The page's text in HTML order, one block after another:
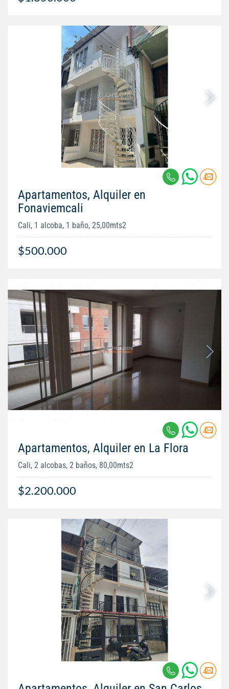
Apartamentos, Alquiler en
Fonaviemcali
Cali, 1 alcoba, 1 baño, 25,00mts2
$500.000
Apartamentos, Alquiler en La Flora
Cali, 2 alcobas, 2 baños, 80,00mts2
$2.200.000